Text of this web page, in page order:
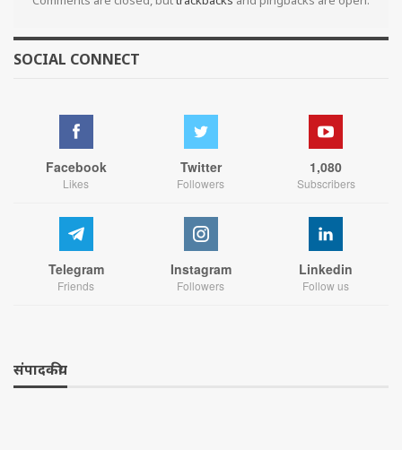
SOCIAL CONNECT
Facebook
Likes
Twitter
Followers
1,080
Subscribers
Telegram
Friends
Instagram
Followers
Linkedin
Follow us
संपादकीय